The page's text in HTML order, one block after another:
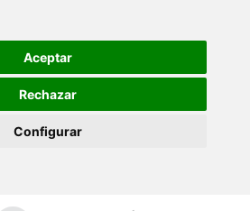
Aceptar
Rechazar
Configurar